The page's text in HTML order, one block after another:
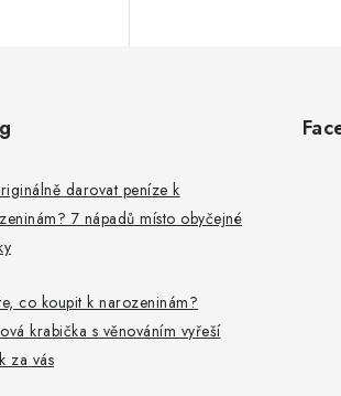
darovat peníze k
7 nápadů místo obyčejné
co koupit k narozeninám?
krabička s věnováním vyřeší
za vás